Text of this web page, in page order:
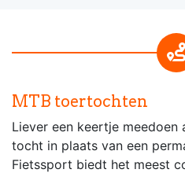
MTB toertochten
Liever een keertje meedoen
tocht in plaats van een
Fietssport biedt het meest